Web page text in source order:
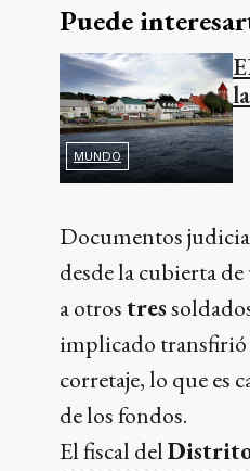
Puede
MUNDO
Documentos
desde la cubierta
a otrostres
implicado transfirió
corretaje, lo que es
de los fondos.
El fiscal del